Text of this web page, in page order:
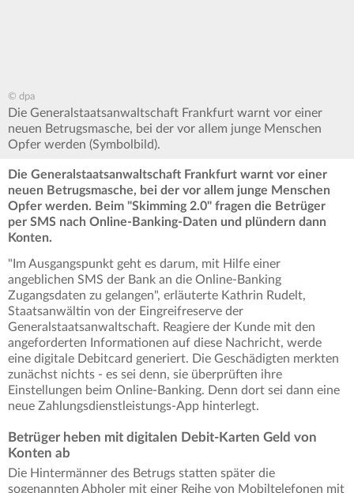
© dpa
Die Generalstaatsanwaltschaft Frankfurt warnt vor einer
neuen Betrugsmasche, bei der vor allem junge Menschen
Opfer werden (Symbolbild).
Die Generalstaatsanwaltschaft Frankfurt warnt vor einer
neuen Betrugsmasche, bei der vor allem junge Menschen
Opfer werden. Beim "Skimming 2.0" fragen die Betrüger
per SMS nach Online-Banking-Daten und plündern dann
Konten.
"Im Ausgangspunkt geht es darum, mit Hilfe einer
angeblichen SMS der Bank an die Online-Banking
Zugangsdaten zu gelangen", erläuterte Kathrin Rudelt,
Staatsanwältin von der Eingreifreserve der
Generalstaatsanwaltschaft. Reagiere der Kunde mit den
angeforderten Informationen auf diese Nachricht, werde
eine digitale Debitcard generiert. Die Geschädigten merkten
zunächst nichts - es sei denn, sie überprüften ihre
Einstellungen beim Online-Banking. Denn dort sei dann eine
neue Zahlungsdienstleistungs-App hinterlegt.
Betrüger heben mit digitalen Debit-Karten Geld von
Konten ab
Die Hintermänner des Betrugs statten später die
sogenannten Abholer mit einer Reihe von Mobiltelefonen mit